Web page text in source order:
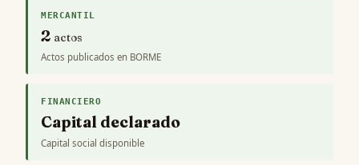
MERCANTIL
2 actos
Actos publicados en BORME
FINANCIERO
Capital declarado
Capital social disponible